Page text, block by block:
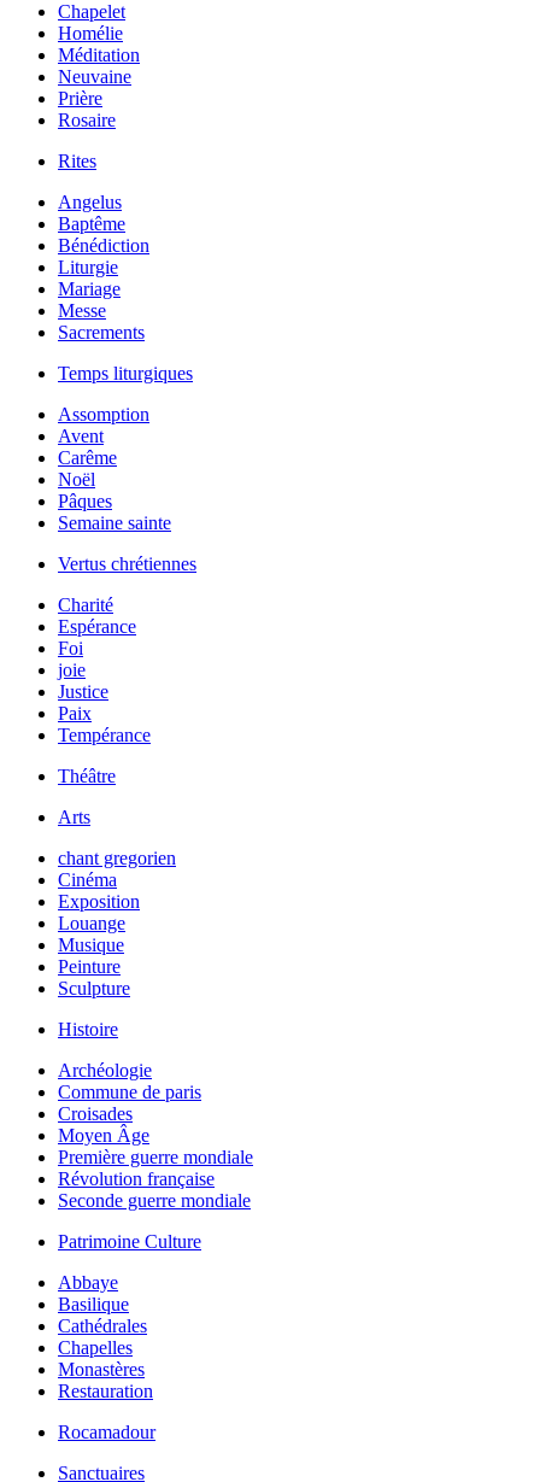
Chapelet
Homélie
Méditation
Neuvaine
Prière
Rosaire
Rites
Angelus
Baptême
Bénédiction
Liturgie
Mariage
Messe
Sacrements
Temps liturgiques
Assomption
Avent
Carême
Noël
Pâques
Semaine sainte
Vertus chrétiennes
Charité
Espérance
Foi
joie
Justice
Paix
Tempérance
Théâtre
Arts
chant gregorien
Cinéma
Exposition
Louange
Musique
Peinture
Sculpture
Histoire
Archéologie
Commune de paris
Croisades
Moyen Âge
Première guerre mondiale
Révolution française
Seconde guerre mondiale
Patrimoine Culture
Abbaye
Basilique
Cathédrales
Chapelles
Monastères
Restauration
Rocamadour
Sanctuaires